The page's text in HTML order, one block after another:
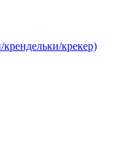
крекер)